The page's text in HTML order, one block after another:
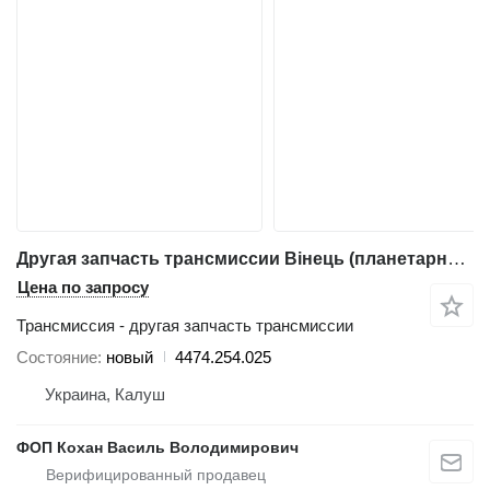
Другая запчасть трансмиссии Вінець (планетарна шестерня) Z=70 4474.254.025 для фронтального погрузчика Liebherr L566
Цена по запросу
Трансмиссия - другая запчасть трансмиссии
Состояние новый
4474.254.025
Украина, Калуш
ФОП Кохан Василь Володимирович